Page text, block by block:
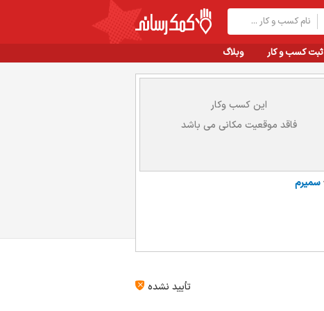
وبلاگ ثبت کسب و کار
این کسب وکار
فاقد موقعیت مکانی می باشد
سمیرم
تأیید نشده